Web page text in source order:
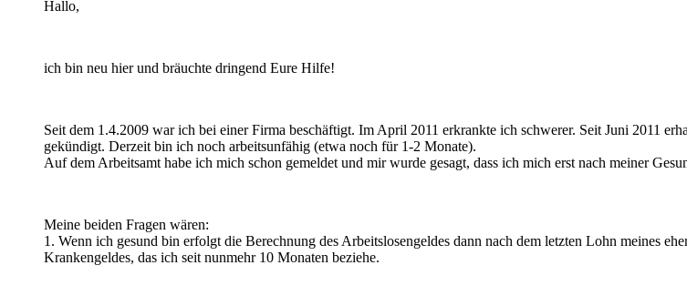
Hallo,
ich bin neu hier und bräuchte dringend Eure Hilfe!
Seit dem 1.4.2009 war ich bei einer Firma beschäftigt. Im April 2011 erkrankte ich schwerer. Seit Juni 2011
gekündigt. Derzeit bin ich noch arbeitsunfähig (etwa noch für 1-2 Monate).
Auf dem Arbeitsamt habe ich mich schon gemeldet und mir wurde gesagt, dass ich mich erst nach meiner
Meine beiden Fragen wären:
1. Wenn ich gesund bin erfolgt die Berechnung des Arbeitslosengeldes dann nach dem letzten Lohn meines
Krankengeldes, das ich seit nunmehr 10 Monaten beziehe.